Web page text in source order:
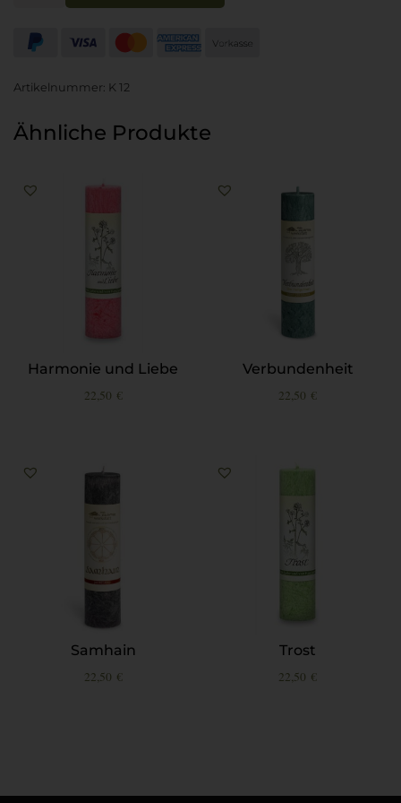
Artikelnummer: K 12
Ähnliche Produkte
Harmonie und Liebe
22,50 €
Verbundenheit
22,50 €
Samhain
22,50 €
Trost
22,50 €